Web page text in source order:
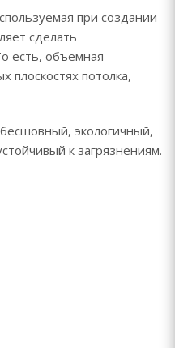
при создании
сделать
есть, объемная
плоскостях потолка,
экологичный,
к загрязнениям.